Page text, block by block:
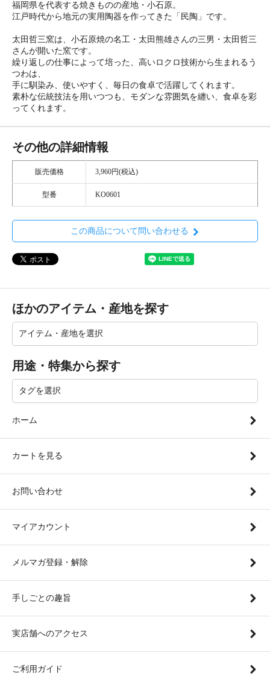
福岡県を代表する焼きものの産地・小石原。
江戸時代から地元の実用陶器を作ってきた「民陶」です。
太田哲三窯は、小石原焼の名工・太田熊雄さんの三男・太田哲三
さんが開いた窯です。
繰り返しの仕事によって培った、高いロクロ技術から生まれるう
つわは、
手に馴染み、使いやすく、毎日の食卓で活躍してくれます。
素朴な伝統技法を用いつつも、モダンな雰囲気を纏い、食卓を彩
ってくれます。
その他の詳細情報
販売価格 3,960円(税込)
型番 KO0601
この商品について問い合わせる
ほかのアイテム・産地を探す
用途・特集から探す
ホーム
カートを見る
お問い合わせ
マイアカウント
メルマガ登録・解除
手しごとの趣旨
実店舗へのアクセス
ご利用ガイド